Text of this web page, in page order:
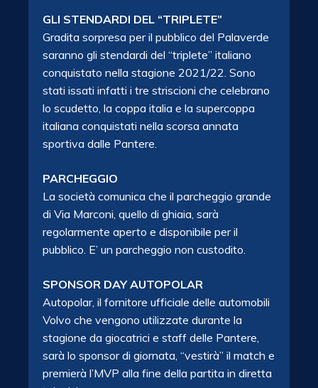
GLI STENDARDI DEL “TRIPLETE”
Gradita sorpresa per il pubblico del Palaverde
saranno gli stendardi del “triplete” italiano
conquistato nella stagione 2021/22. Sono
stati issati infatti i tre striscioni che celebrano
lo scudetto, la coppa italia e la supercoppa
italiana conquistati nella scorsa annata
sportiva dalle Pantere.
PARCHEGGIO
La società comunica che il parcheggio grande
di Via Marconi, quello di ghiaia, sarà
regolarmente aperto e disponibile per il
pubblico. E’ un parcheggio non custodito.
SPONSOR DAY AUTOPOLAR
Autopolar, il fornitore ufficiale delle automobili
Volvo che vengono utilizzate durante la
stagione da giocatrici e staff delle Pantere,
sarà lo sponsor di giornata, “vestirà” il match e
premierà l’MVP alla fine della partita in diretta